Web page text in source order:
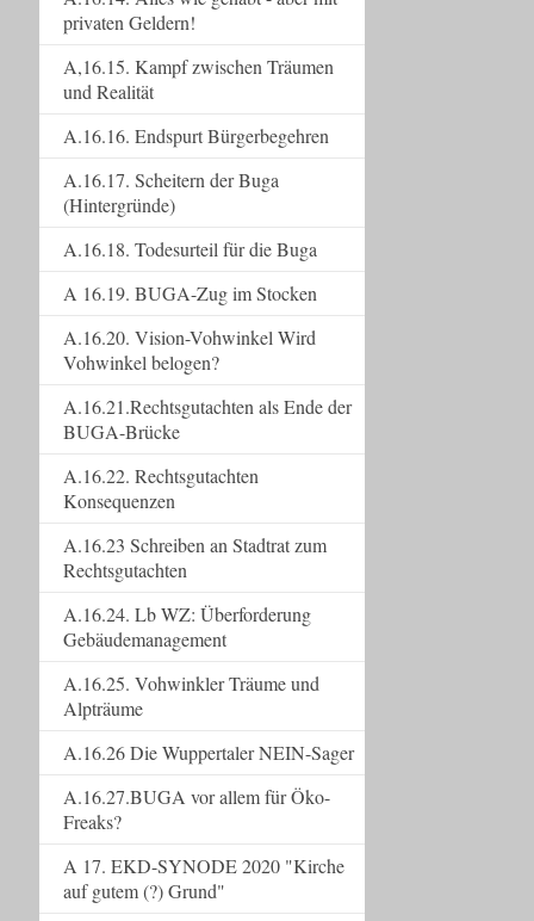
privaten Geldern!
A,16.15. Kampf zwischen Träumen
und Realität
A.16.16. Endspurt Bürgerbegehren
A.16.17. Scheitern der Buga
(Hintergründe)
A.16.18. Todesurteil für die Buga
A 16.19. BUGA-Zug im Stocken
A.16.20. Vision-Vohwinkel Wird
Vohwinkel belogen?
A.16.21.Rechtsgutachten als Ende der
BUGA-Brücke
A.16.22. Rechtsgutachten
Konsequenzen
A.16.23 Schreiben an Stadtrat zum
Rechtsgutachten
A.16.24. Lb WZ: Überforderung
Gebäudemanagement
A.16.25. Vohwinkler Träume und
Alpträume
A.16.26 Die Wuppertaler NEIN-Sager
A.16.27.BUGA vor allem für Öko-
Freaks?
A 17. EKD-SYNODE 2020 "Kirche
auf gutem (?) Grund"